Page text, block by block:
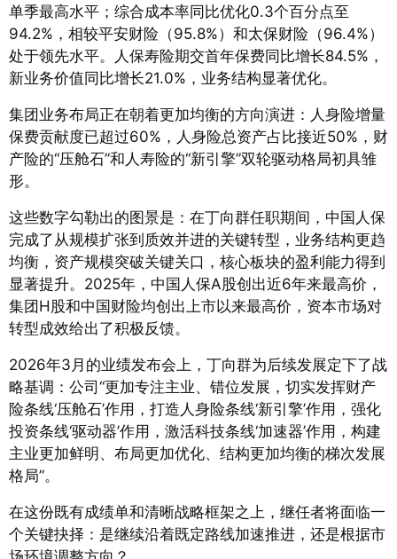
单季最高水平；综合成本率同比优化0.3个百分点至
94.2%，相较平安财险（95.8%）和太保财险（96.4%）
处于领先水平。人保寿险期交首年保费同比增长84.5%，
新业务价值同比增长21.0%，业务结构显著优化。
集团业务布局正在朝着更加均衡的方向演进：人身险增量
保费贡献度已超过60%，人身险总资产占比接近50%，财
产险的“压舱石”和人寿险的“新引擎”双轮驱动格局初具雏
形。
这些数字勾勒出的图景是：在丁向群任职期间，中国人保
完成了从规模扩张到质效并进的关键转型，业务结构更趋
均衡，资产规模突破关键关口，核心板块的盈利能力得到
显著提升。2025年，中国人保A股创出近6年来最高价，
集团H股和中国财险均创出上市以来最高价，资本市场对
转型成效给出了积极反馈。
2026年3月的业绩发布会上，丁向群为后续发展定下了战
略基调：公司“更加专注主业、错位发展，切实发挥财产
险条线‘压舱石’作用，打造人身险条线‘新引擎’作用，强化
投资条线‘驱动器’作用，激活科技条线‘加速器’作用，构建
主业更加鲜明、布局更加优化、结构更加均衡的梯次发展
格局”。
在这份既有成绩单和清晰战略框架之上，继任者将面临一
个关键抉择：是继续沿着既定路线加速推进，还是根据市